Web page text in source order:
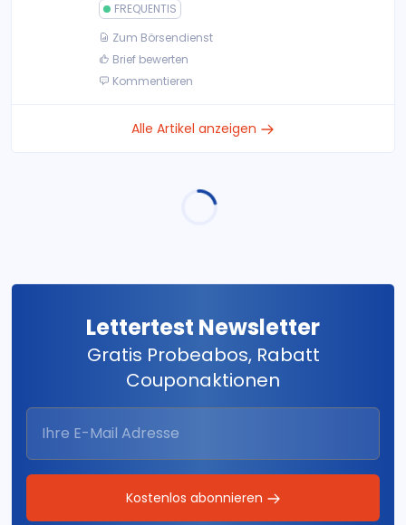
FREQUENTIS
Zum Börsendienst
Brief bewerten
Kommentieren
Alle Artikel anzeigen
Lettertest Newsletter
Gratis Probeabos, Rabatt
Couponaktionen
Kostenlos abonnieren